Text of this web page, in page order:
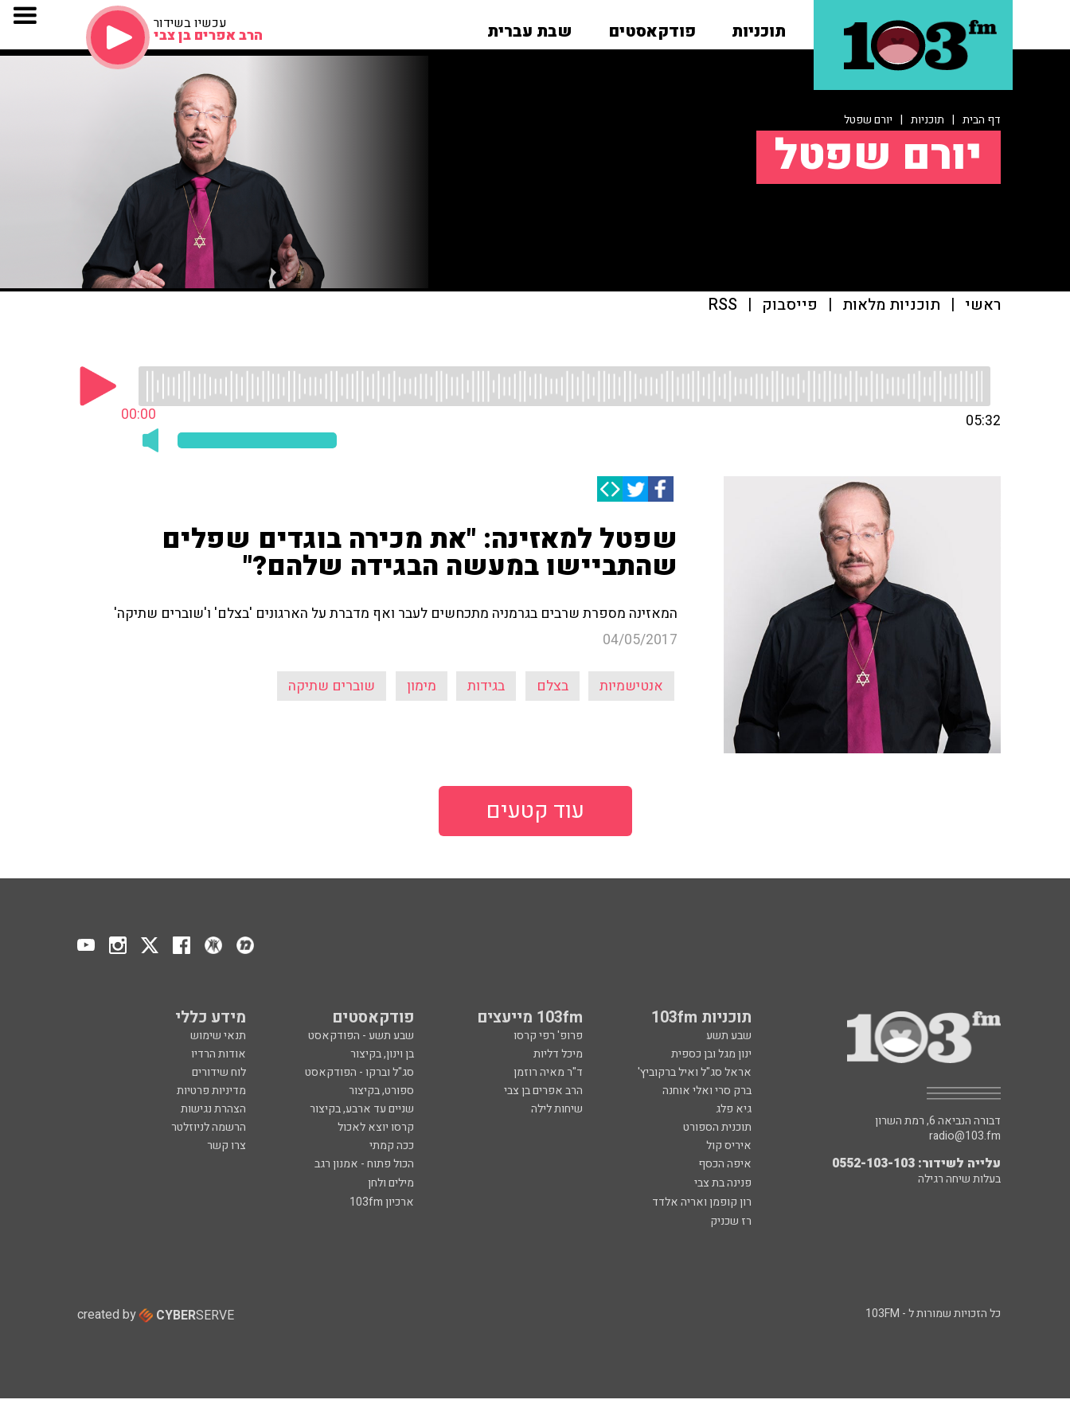
תוכניות פודקאסטים שבת עברית עכשיו בשידור
הרב אפרים בן צבי
דף הבית | תוכניות | יורם שפטל
יורם שפטל
ראשי | תוכניות מלאות | פייסבוק |
RSS
00:00 05:32
שפטל למאזינה: "את מכירה בוגדים שפלים
שהתביישו במעשה הבגידה שלהם?"
המאזינה מספרת שרבים בגרמניה מתכחשים לעבר ואף מדברת על הארגונים 'בצלם' ו'שוברים שתיקה'
04/05/2017
אנטישמיות בצלם בגידות מימון שוברים שתיקה
עוד קטעים
תוכניות 103fm 103fm מייעצים פודקאסטים מידע כללי
שבע תשע פרופ' רפי קרסו שבע תשע - הפודקאסט
תנאי שימוש
ינון מגל ובן כספית
מיכל דליות בן וינון, בקיצור
אודות הרדיו
אראל סג"ל ואיל ברקוביץ'
ד"ר מאיה רוזמן סג"ל וברקו - הפודקאסט
לוח שידורים
ברק סרי ואלי אוחנה
הרב אפרים בן צבי ספורט, בקיצור
מדיניות פרטיות
גיא פלג
שיחות לילה שניים עד ארבע, בקיצור
הצהרת נגישות
תוכנית הספורט
קרסו יוצא לאכול
הרשמה לניוזלטר
איריס קול
ככה קמתי
צרו קשר
איפה הכסף
הכול פתוח - אמנון רגב
פנינה בת צבי
מילים ולחן
רון קופמן ואריה אלדד
ארכיון 103fm
רז שכניק
דבורה הנביאה 6, רמת השרון
radio@103.fm
עלייה לשידור: 0552-103-103
בעלות שיחה רגילה
כל הזכויות שמורות ל - 103FM created by CYBERSERVE